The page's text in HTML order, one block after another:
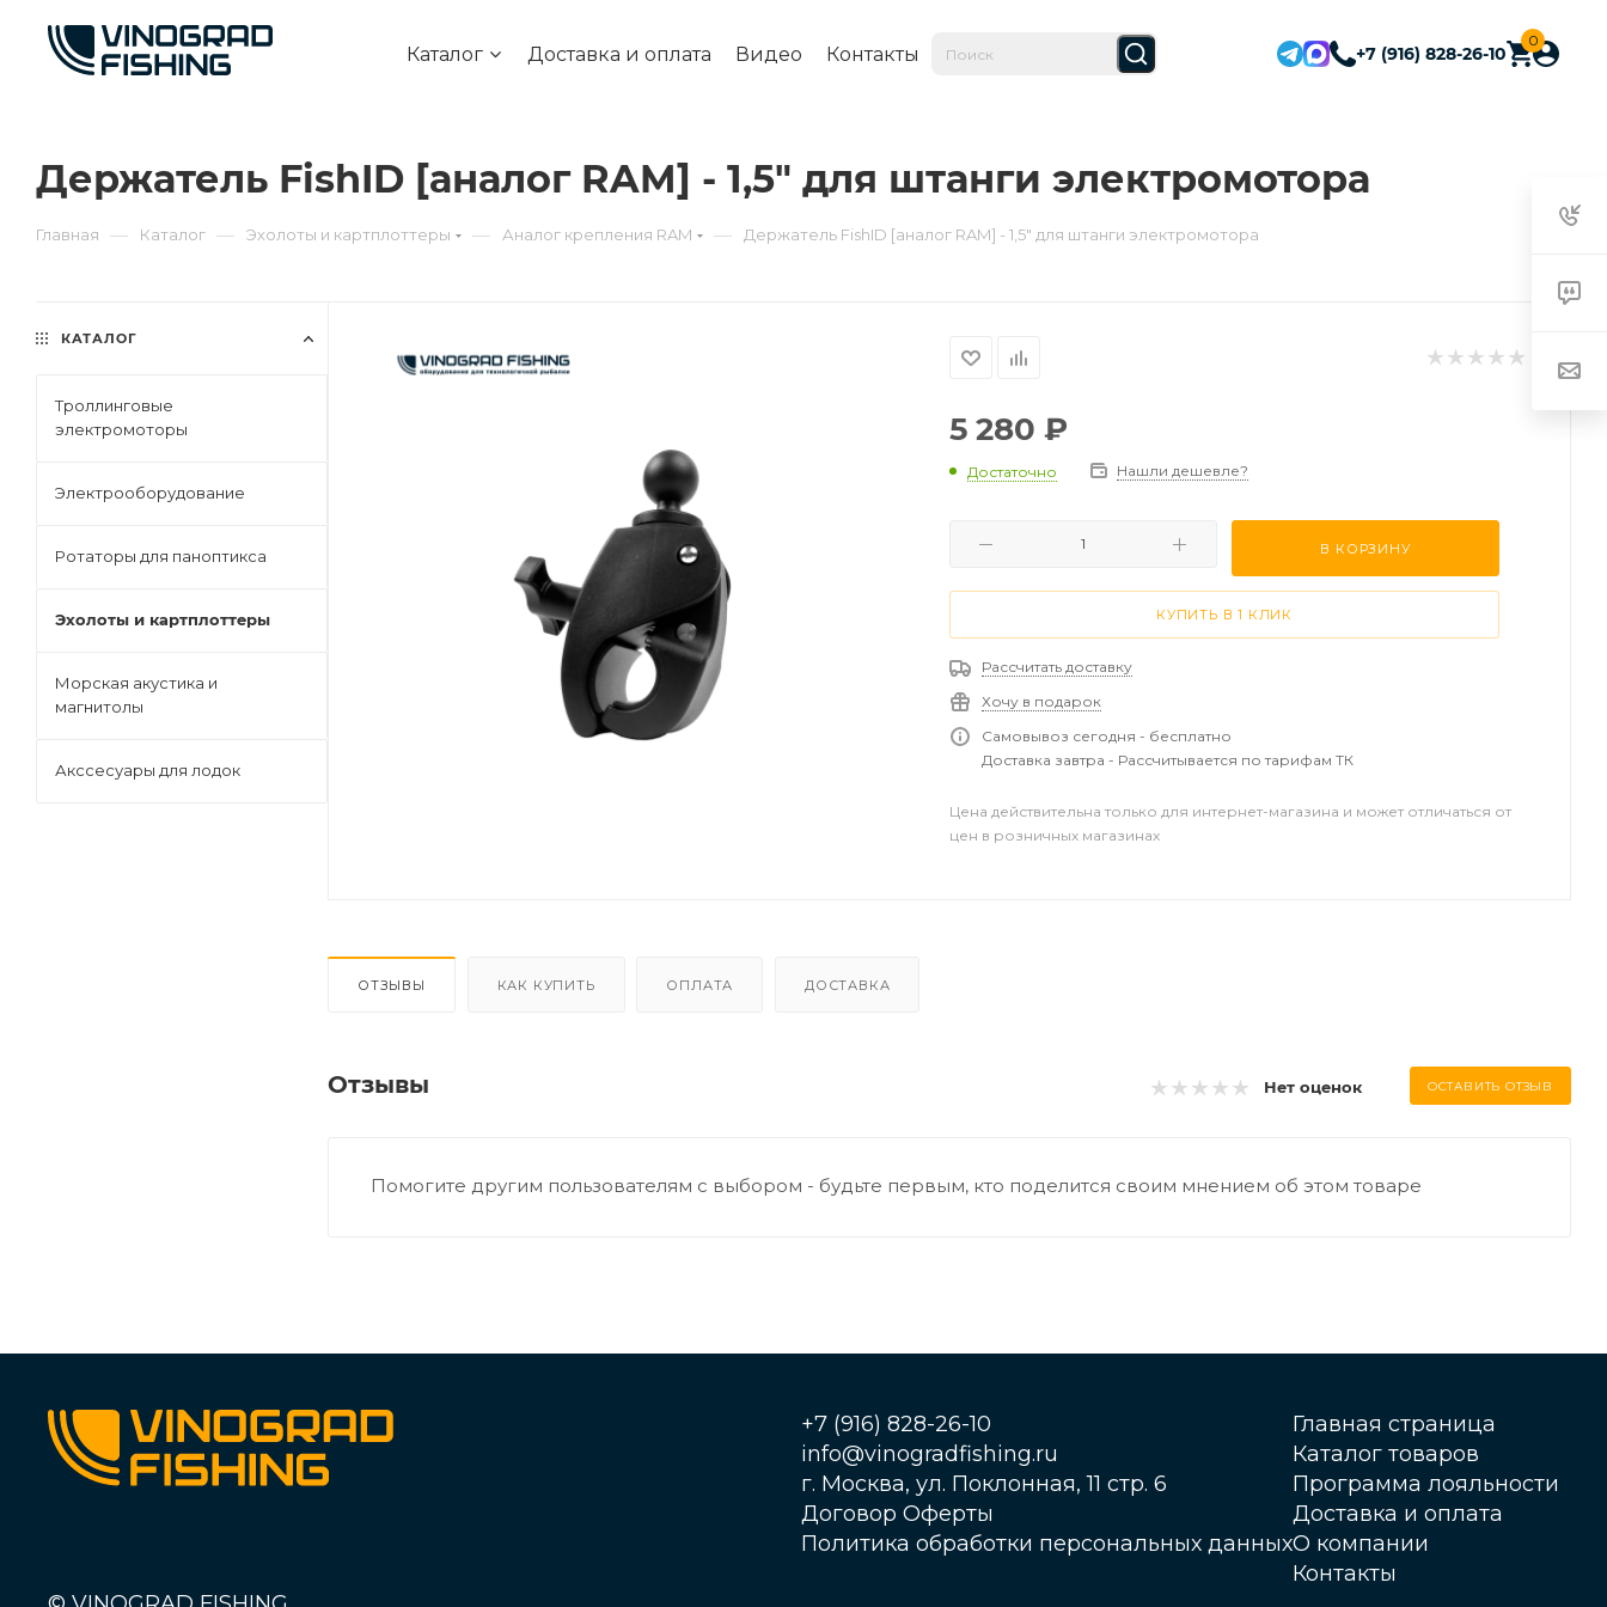
Каталог Доставка и оплата Видео Контакты +7 (916) 828-26-10
0
Держатель FishID [аналог RAM] - 1,5" для штанги электромотора
Главная — Каталог — Эхолоты и картплоттеры — Аналог крепления RAM — Держатель FishID [аналог RAM] - 1,5" для штанги электромотора
5 280 ₽
Достаточно Нашли дешевле?
В КОРЗИНУ
КУПИТЬ В 1 КЛИК
Рассчитать доставку
Хочу в подарок
Самовывоз сегодня - бесплатно
Доставка завтра - Рассчитывается по тарифам ТК
Цена действительна только для интернет-магазина и может отличаться от
цен в розничных магазинах
ОТЗЫВЫ КАК КУПИТЬ ОПЛАТА ДОСТАВКА
Отзывы Нет оценок ОСТАВИТЬ ОТЗЫВ
Помогите другим пользователям с выбором - будьте первым, кто поделится своим мнением об этом товаре
КАТАЛОГ
Троллинговые
электромоторы
Электрооборудование
Ротаторы для паноптикса
Эхолоты и картплоттеры
Морская акустика и
магнитолы
Акссесуары для лодок
+7 (916) 828-26-10
info@vinogradfishing.ru
г. Москва, ул. Поклонная, 11 стр. 6
Договор Оферты
Политика обработки персональных данных
Главная страница
Каталог товаров
Программа лояльности
Доставка и оплата
О компании
Контакты